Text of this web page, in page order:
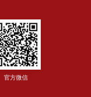
官方微信